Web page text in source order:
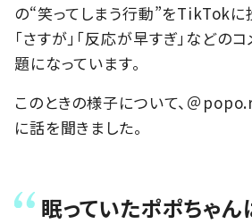
の“笑ってしまう行動”をTikTokに
「さすが」「反応が早すぎ」などの
題になっています。
このときの様子について、＠
に話を聞きました。
眠っていたポポちゃ